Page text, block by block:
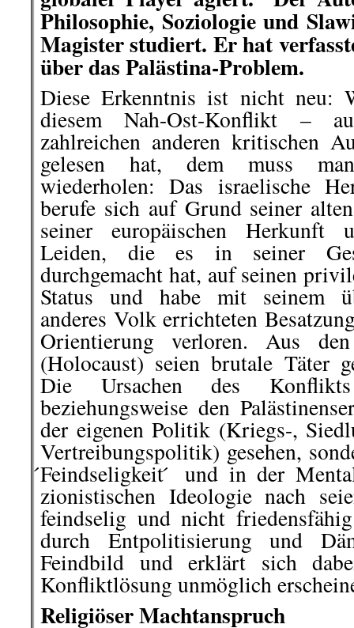
Philosophie, Soziologie und
Magister studiert. Er hat
über das Palästina-Problem.
Diese Erkenntnis ist nicht neu:
diesem Nah-Ost-Konflikt –
zahlreichen anderen kritischen
gelesen hat, dem muss
wiederholen: Das israelische
berufe sich auf Grund seiner
seiner europäischen Herkunft
Leiden, die es in seiner
durchgemacht hat, auf seinen
Status und habe mit seinem
anderes Volk errichteten
Orientierung verloren. Aus
(Holocaust) seien brutale Täter
Die Ursachen des
beziehungsweise den
der eigenen Politik (Kriegs-,
Vertreibungspolitik) gesehen,
́Feindseligkeit ́ und in der
zionistischen Ideologie nach
feindselig und nicht
durch Entpolitisierung und
Feindbild und erklärt sich
Konfliktlösung unmöglich
Religiöser Machtanspruch